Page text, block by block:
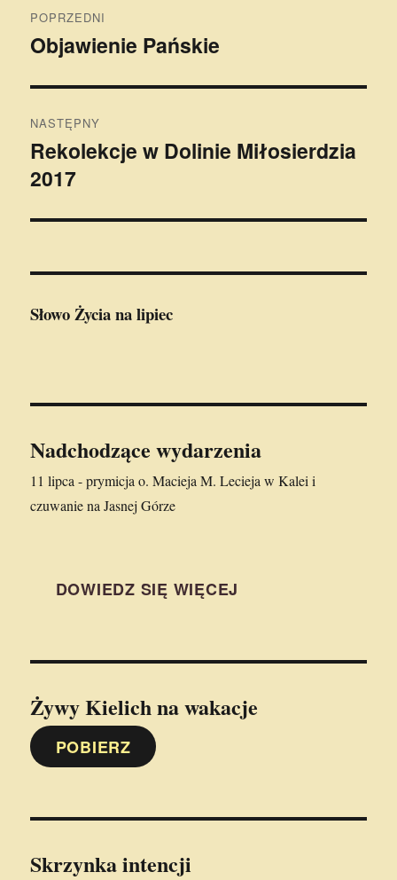
wpisu
POPRZEDNI
Poprzedni
Objawienie Pańskie
NASTĘPNY
Następny
wpis:
Rekolekcje w Dolinie Miłosierdzia
2017
Słowo Życiana lipiec
Nadchodzące wydarzenia
11 lipca - prymicja o. Macieja M. Lecieja w Kalei i
czuwanie na Jasnej Górze
DOWIEDZ SIĘ WIĘCEJ
Żywy Kielichna wakacje
POBIERZ
Skrzynka intencji